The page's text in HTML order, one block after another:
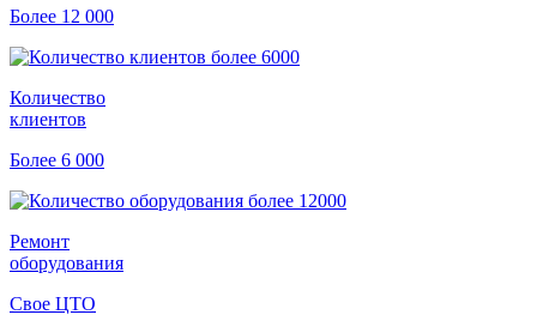
Более 12 000
Количество
клиентов
Более 6 000
Ремонт
оборудования
Свое ЦТО